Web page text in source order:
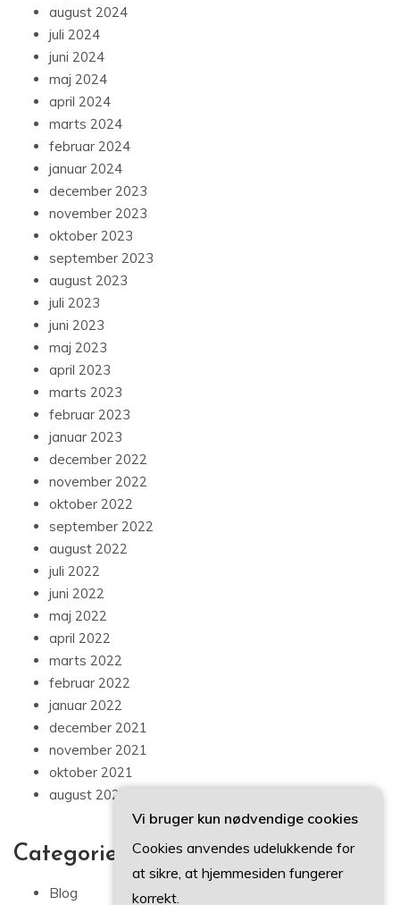
august 2024
juli 2024
juni 2024
maj 2024
april 2024
marts 2024
februar 2024
januar 2024
december 2023
november 2023
oktober 2023
september 2023
august 2023
juli 2023
juni 2023
maj 2023
april 2023
marts 2023
februar 2023
januar 2023
december 2022
november 2022
oktober 2022
september 2022
august 2022
juli 2022
juni 2022
maj 2022
april 2022
marts 2022
februar 2022
januar 2022
december 2021
november 2021
oktober 2021
august 2021
Categories
Blog
Vi bruger kun nødvendige cookies
Cookies anvendes udelukkende for
at sikre, at hjemmesiden fungerer
korrekt.